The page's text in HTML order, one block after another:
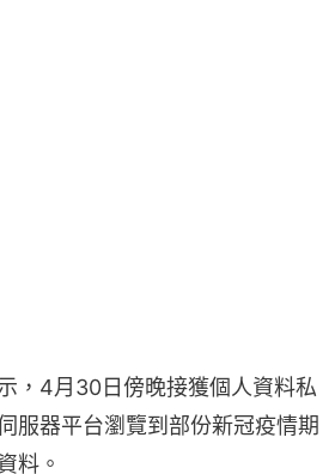
，4月30日傍晚接獲個人資料私
服器平台瀏覽到部份新冠疫情期
料。